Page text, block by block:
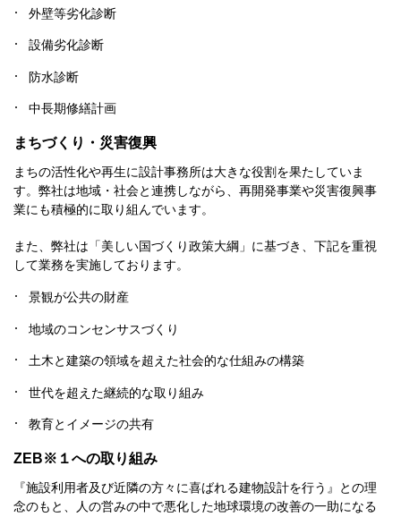
外壁等劣化診断
設備劣化診断
防水診断
中長期修繕計画
まちづくり・災害復興
まちの活性化や再生に設計事務所は大きな役割を果たしていま
す。弊社は地域・社会と連携しながら、再開発事業や災害復興事
業にも積極的に取り組んでいます。
また、弊社は「美しい国づくり政策大綱」に基づき、下記を重視
して業務を実施しております。
景観が公共の財産
地域のコンセンサスづくり
土木と建築の領域を超えた社会的な仕組みの構築
世代を超えた継続的な取り組み
教育とイメージの共有
ZEB※１への取り組み
『施設利用者及び近隣の方々に喜ばれる建物設計を行う』との理
念のもと、人の営みの中で悪化した地球環境の改善の一助になる